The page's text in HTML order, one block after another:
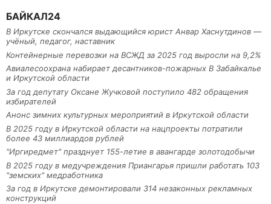
БАЙКАЛ24
В Иркутске скончался выдающийся юрист Анвар Хаснутдинов —
учёный, педагог, наставник
Контейнерные перевозки на ВСЖД за 2025 год выросли на 9,2%
Авиалесоохрана набирает десантников-пожарных В Забайкалье
и Иркутской области
За год депутату Оксане Жучковой поступило 482 обращения
избирателей
Анонс зимних культурных мероприятий в Иркутской области
В 2025 году в Иркутской области на нацпроекты потратили
более 43 миллиардов рублей
"Иргиредмет" празднует 155-летие в авангарде золотодобычи
В 2025 году в медучреждения Приангарья пришли работать 103
"земских" медработника
За год в Иркутске демонтировали 314 незаконных рекламных
конструкций